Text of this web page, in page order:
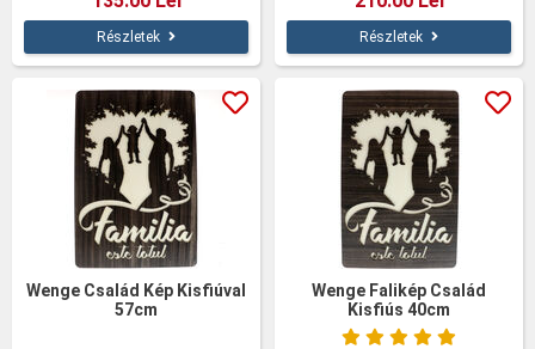
Részletek Részletek
Wenge Család Kép Kisfiúval
57cm
Wenge Falikép Család
Kisfiús 40cm